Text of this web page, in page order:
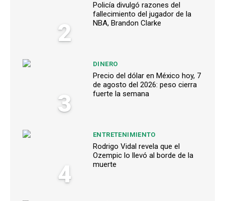
2
Policía divulgó razones del
fallecimiento del jugador de la
NBA, Brandon Clarke
3
DINERO
Precio del dólar en México hoy, 7
de agosto del 2026: peso cierra
fuerte la semana
4
ENTRETENIMIENTO
Rodrigo Vidal revela que el
Ozempic lo llevó al borde de la
muerte